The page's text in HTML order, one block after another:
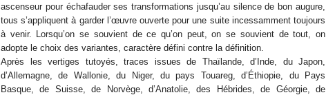
ascenseur pour échafauder ses transformations jusqu’au silence de bon augure,
tous s’appliquent à garder l’œuvre ouverte pour une suite incessamment toujours
à venir. Lorsqu’on se souvient de ce qu’on peut, on se souvient de tout, on
adopte le choix des variantes, caractère défini contre la définition.
Après les vertiges tutoyés, traces issues de Thaïlande, d’Inde, du Japon,
d’Allemagne, de Wallonie, du Niger, du pays Touareg, d’Éthiopie, du Pays
Basque, de Suisse, de Norvège, d’Anatolie, des Hébrides, de Géorgie, de